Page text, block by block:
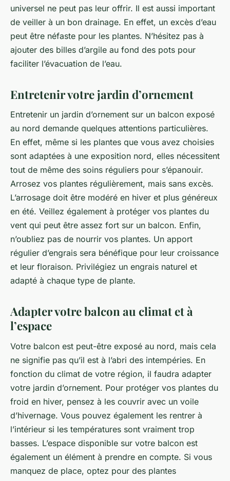
universel ne peut pas leur offrir. Il est aussi important
de veiller à un bon drainage. En effet, un excès d’eau
peut être néfaste pour les plantes. N’hésitez pas à
ajouter des billes d’argile au fond des pots pour
faciliter l’évacuation de l’eau.
Entretenir votre jardin d’ornement
Entretenir un jardin d’ornement sur un balcon exposé
au nord demande quelques attentions particulières.
En effet, même si les plantes que vous avez choisies
sont adaptées à une exposition nord, elles nécessitent
tout de même des soins réguliers pour s’épanouir.
Arrosez vos plantes régulièrement, mais sans excès.
L’arrosage doit être modéré en hiver et plus généreux
en été. Veillez également à protéger vos plantes du
vent qui peut être assez fort sur un balcon. Enfin,
n’oubliez pas de nourrir vos plantes. Un apport
régulier d’engrais sera bénéfique pour leur croissance
et leur floraison. Privilégiez un engrais naturel et
adapté à chaque type de plante.
Adapter votre balcon au climat et à
l’espace
Votre balcon est peut-être exposé au nord, mais cela
ne signifie pas qu’il est à l’abri des intempéries. En
fonction du climat de votre région, il faudra adapter
votre jardin d’ornement. Pour protéger vos plantes du
froid en hiver, pensez à les couvrir avec un voile
d’hivernage. Vous pouvez également les rentrer à
l’intérieur si les températures sont vraiment trop
basses. L’espace disponible sur votre balcon est
également un élément à prendre en compte. Si vous
manquez de place, optez pour des plantes